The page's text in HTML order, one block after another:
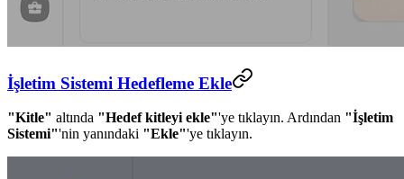
İşletim Sistemi Hedefleme Ekle
"Kitle" altında "Hedef kitleyi ekle"'ye tıklayın. Ardından "İşletim
Sistemi"'nin yanındaki "Ekle"'ye tıklayın.